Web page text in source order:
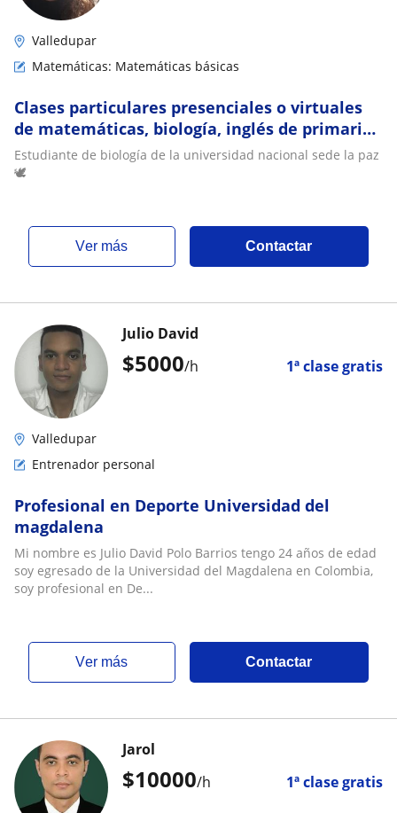
Valledupar
Matemáticas: Matemáticas básicas
Clases particulares presenciales o virtuales
de matemáticas, biología, inglés de primaria
o secundaria
Estudiante de biología de la universidad nacional sede la paz
🕊️
ver más Contactar
$5000/h 1ª clase gratis
Julio David
Valledupar
Entrenador personal
Profesional en Deporte Universidad del
magdalena
Mi nombre es Julio David Polo Barrios tengo 24 años de edad
soy egresado de la Universidad del Magdalena en Colombia,
soy profesional en De...
ver más Contactar
$10000/h 1ª clase gratis
Jarol